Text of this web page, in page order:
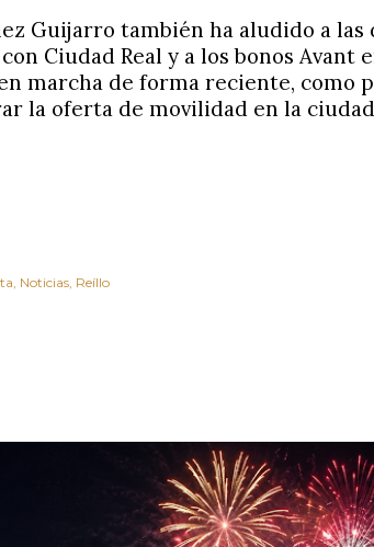
Guijarro también ha aludido a las
Ciudad Real y a los bonos Avant
marcha de forma reciente, como
la oferta de movilidad en la
Noticias Reíllo